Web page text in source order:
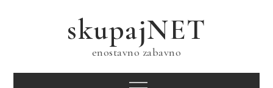
skupajNET
enostavno zabavno
Menu